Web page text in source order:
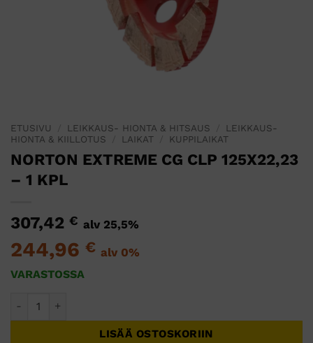
ETUSIVU LEIKKAUS- HIONTA & HITSAUS
LEIKKAUS-
HIONTA & KIILLOTUS
LAIKAT KUPPILAIKAT
NORTON EXTREME CG CLP 125X22,23
– 1 KPL
307,42 € alv 25,5%
244,96 € alv 0%
VARASTOSSA
LISÄÄ OSTOSKORIIN